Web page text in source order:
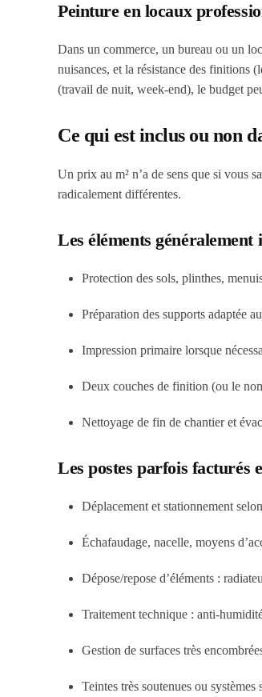
Peinture en locaux
Dans un commerce, un bureau ou un
nuisances, et la résistance des finitions
(travail de nuit, week-end), le budget
Ce qui est inclus ou non
Un prix au m² n’a de sens que si vous
radicalement différentes.
Les éléments
Protection des sols, plinthes,
Préparation des supports adaptée
Impression primaire lorsque
Deux couches de finition (ou le
Nettoyage de fin de chantier et
Les postes parfois facturés
Déplacement et stationnement
Échafaudage, nacelle, moyens
Dépose/repose d’éléments :
Traitement technique : anti-
Gestion de surfaces très
Teintes très soutenues ou